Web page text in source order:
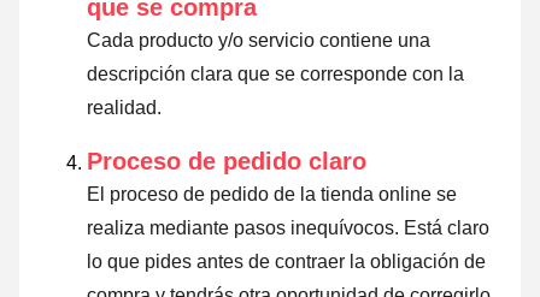
que se compra
Cada producto y/o servicio contiene una
descripción clara que se corresponde con la
realidad.
Proceso de pedido claro
El proceso de pedido de la tienda online se
realiza mediante pasos inequívocos. Está claro
lo que pides antes de contraer la obligación de